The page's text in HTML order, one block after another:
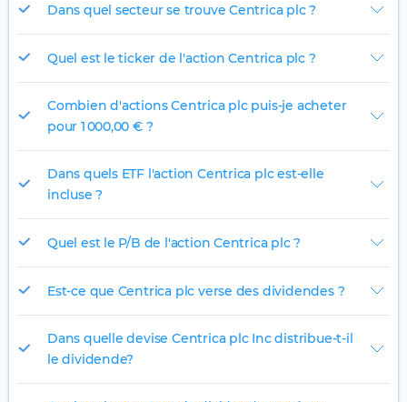
Dans quel secteur se trouve Centrica plc ?
Quel est le ticker de l'action Centrica plc ?
Combien d'actions Centrica plc puis-je acheter
pour 1 000,00 € ?
Dans quels ETF l'action Centrica plc est-elle
incluse ?
Quel est le P/B de l'action Centrica plc ?
Est-ce que Centrica plc verse des dividendes ?
Dans quelle devise Centrica plc Inc distribue-t-il
le dividende?